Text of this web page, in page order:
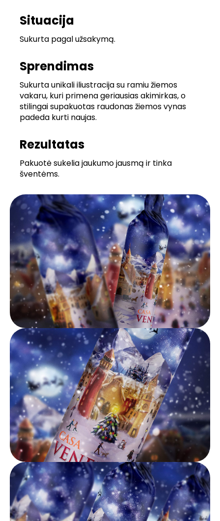
Situacija
Sukurta pagal užsakymą.
Sprendimas
Sukurta unikali iliustracija su ramiu žiemos
vakaru, kuri primena geriausias akimirkas, o
stilingai supakuotas raudonas žiemos vynas
padeda kurti naujas.
Rezultatas
Pakuotė sukelia jaukumo jausmą ir tinka
šventėms.